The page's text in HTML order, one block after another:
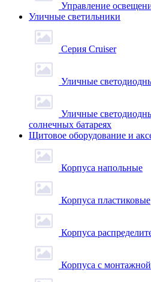
Управление
Уличные светильники
Серия Cruiser
Уличные
Уличные
солнечных батареях
Щитовое оборудование и
Корпуса напольные
Корпуса пластиковые
Корпуса
Корпуса с